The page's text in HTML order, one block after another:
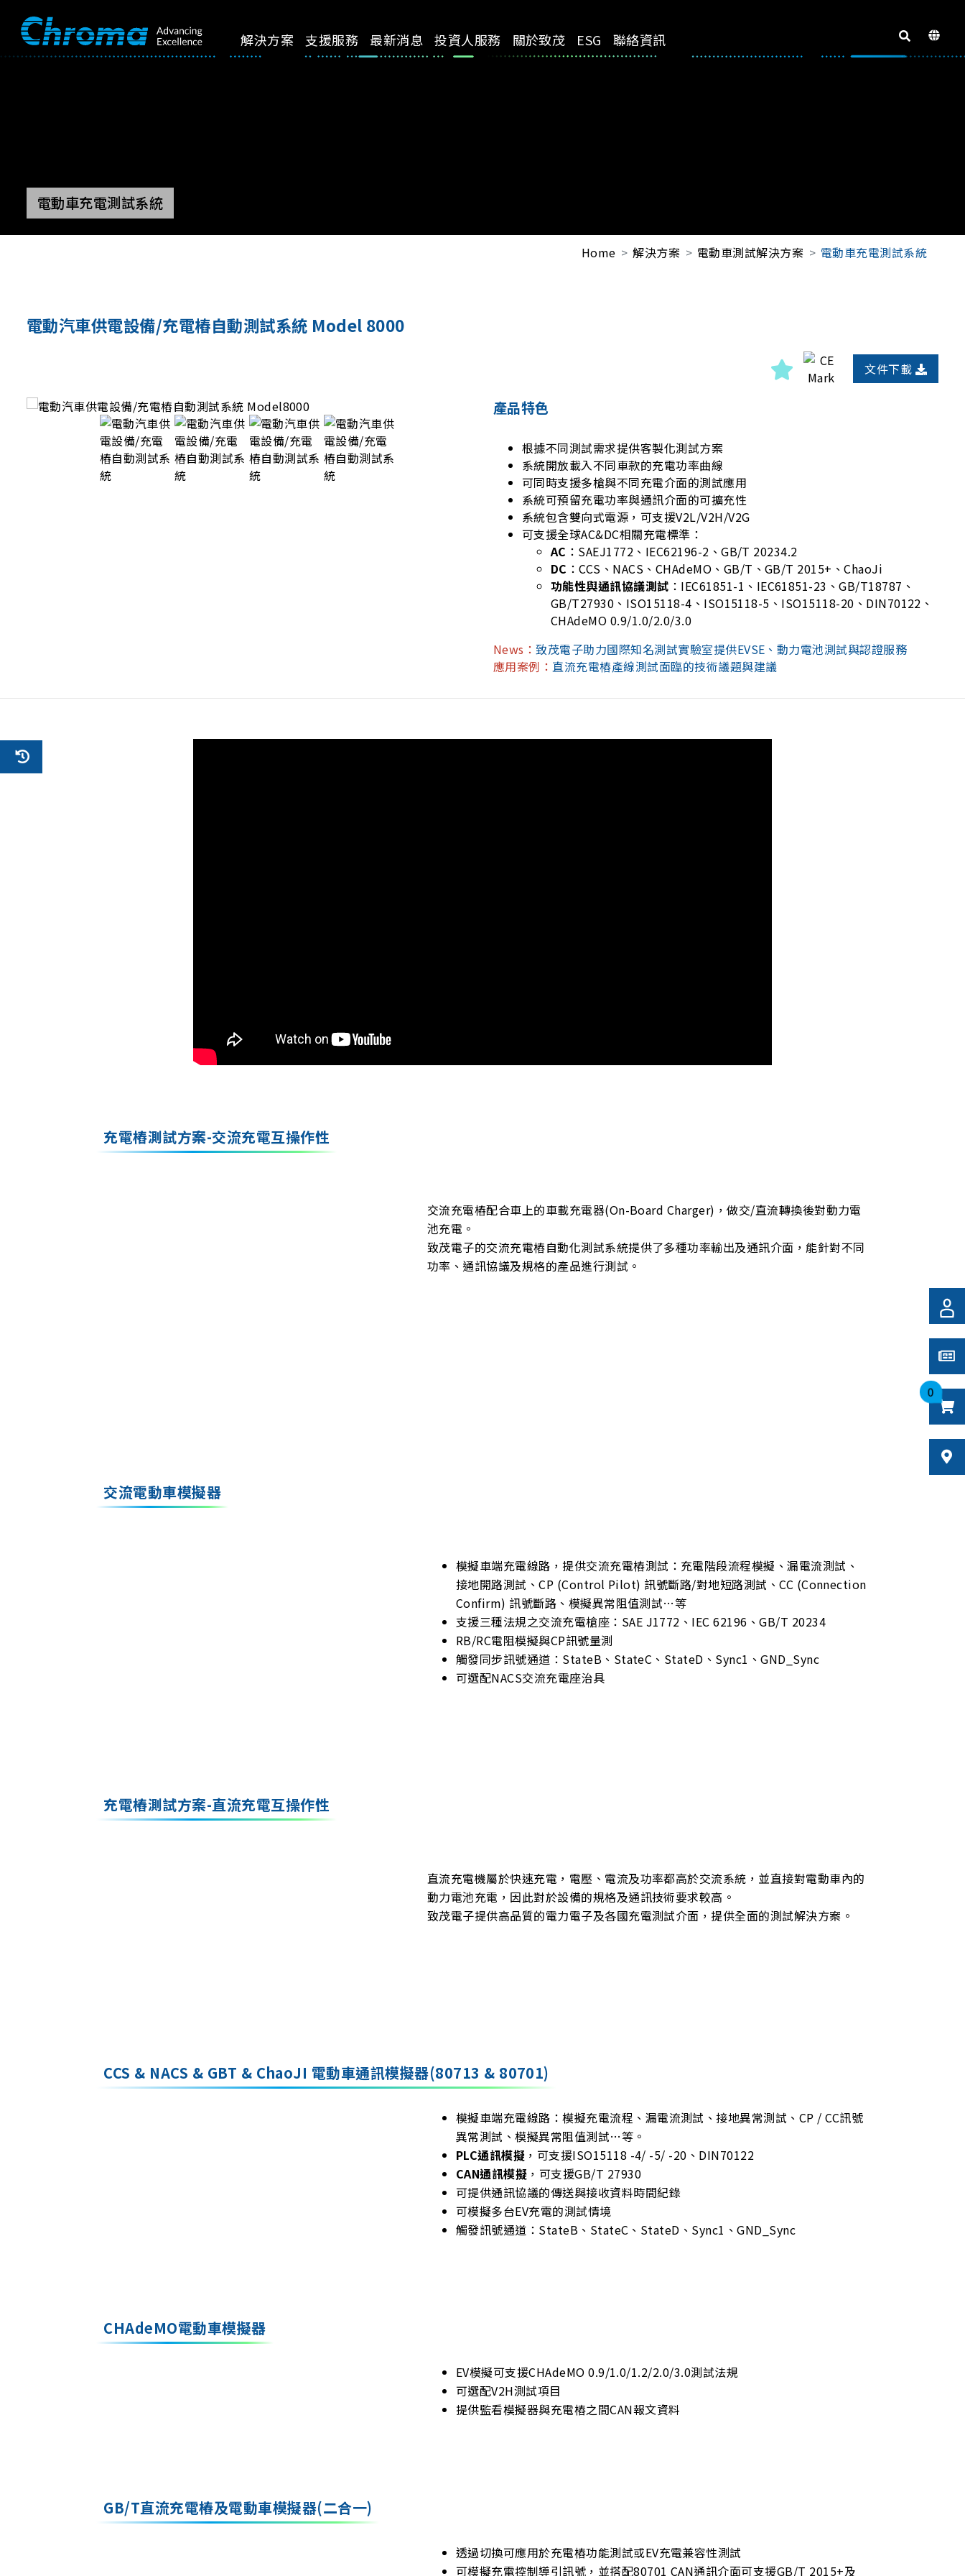
解決方案 支援服務 最新消息 投資人服務 關於致茂 ESG 聯絡資訊
0
電動車充電測試系統
Home 解決方案 電動車測試解決方案 電動車充電測試系統
電動汽車供電設備/充電樁自動測試系統 Model 8000
文件下載
產品特色
根據不同測試需求提供客製化測試方案
系統開放載入不同車款的充電功率曲線
可同時支援多槍與不同充電介面的測試應用
系統可預留充電功率與通訊介面的可擴充性
系統包含雙向式電源，可支援V2L/V2H/V2G
可支援全球AC&DC相關充電標準：
AC ：SAEJ1772、IEC62196-2、GB/T 20234.2
DC ：CCS、NACS、CHAdeMO、GB/T、GB/T 2015+、ChaoJi
功能性與通訊協議測試 ：IEC61851-1、IEC61851-23、GB/T18787、
GB/T27930、ISO15118-4、ISO15118-5、ISO15118-20、DIN70122、
CHAdeMO 0.9/1.0/2.0/3.0
News：致茂電子助力國際知名測試實驗室提供EVSE、動力電池測試與認證服務
應用案例：直流充電樁產線測試面臨的技術議題與建議
充電樁測試方案-交流充電互操作性
交流充電樁配合車上的車載充電器(On-Board Charger)，做交/直流轉換後對動力電
池充電。
致茂電子的交流充電樁自動化測試系統提供了多種功率輸出及通訊介面，能針對不同
功率、通訊協議及規格的產品進行測試。
交流電動車模擬器
模擬車端充電線路，提供交流充電樁測試：充電階段流程模擬、漏電流測試、
接地開路測試、CP (Control Pilot) 訊號斷路/對地短路測試、CC (Connection
Confirm) 訊號斷路、模擬異常阻值測試…等
支援三種法規之交流充電槍座：SAE J1772、IEC 62196、GB/T 20234
RB/RC電阻模擬與CP訊號量測
觸發同步訊號通道：StateB、StateC、StateD、Sync1、GND_Sync
可選配NACS交流充電座治具
充電樁測試方案-直流充電互操作性
直流充電機屬於快速充電，電壓、電流及功率都高於交流系統，並直接對電動車內的
動力電池充電，因此對於設備的規格及通訊技術要求較高。
致茂電子提供高品質的電力電子及各國充電測試介面，提供全面的測試解決方案。
CCS & NACS & GBT & ChaoJI 電動車通訊模擬器(80713 & 80701)
模擬車端充電線路：模擬充電流程、漏電流測試、接地異常測試、CP / CC訊號
異常測試、模擬異常阻值測試…等。
PLC通訊模擬 ，可支援ISO15118 -4/ -5/ -20、DIN70122
CAN通訊模擬 ，可支援GB/T 27930
可提供通訊協議的傳送與接收資料時間紀錄
可模擬多台EV充電的測試情境
觸發訊號通道：StateB、StateC、StateD、Sync1、GND_Sync
CHAdeMO電動車模擬器
EV模擬可支援CHAdeMO 0.9/1.0/1.2/2.0/3.0測試法規
可選配V2H測試項目
提供監看模擬器與充電樁之間CAN報文資料
GB/T直流充電樁及電動車模擬器(二合一)
透過切換可應用於充電樁功能測試或EV充電兼容性測試
可模擬充電控制導引訊號，並搭配80701 CAN通訊介面可支援GB/T 2015+及